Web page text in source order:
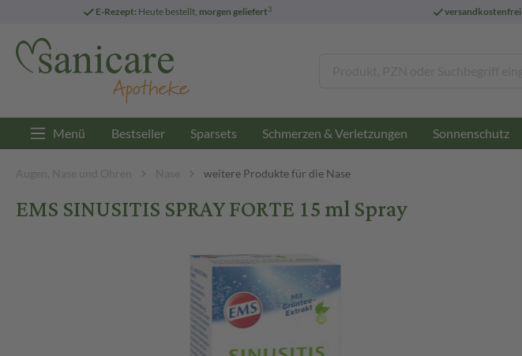
E-Rezept: Heute bestellt, morgen geliefert3 versandkostenfrei
Menü Bestseller Sparsets Schmerzen & Verletzungen Sonnenschutz
Augen, Nase und Ohren Nase weitere Produkte für die Nase
EMS SINUSITIS SPRAY FORTE 15 ml Spray